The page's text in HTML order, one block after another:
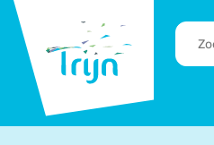
Trijn
RTA's
en